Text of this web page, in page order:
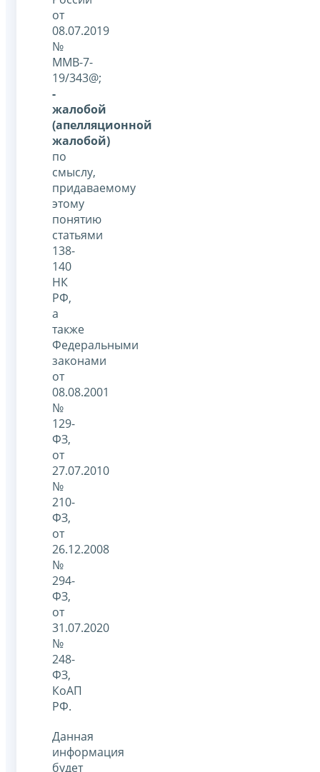
от
08.07.2019
№
ММВ-7-
19/343@;
-
жалобой
(апелляционной
жалобой)
по
смыслу,
придаваемому
этому
понятию
статьями
138-
140
НК
РФ,
а
также
Федеральными
законами
от
08.08.2001
№
129-
ФЗ,
от
27.07.2010
№
210-
ФЗ,
от
26.12.2008
№
294-
ФЗ,
от
31.07.2020
№
248-
ФЗ,
КоАП
РФ.
Данная
информация
будет